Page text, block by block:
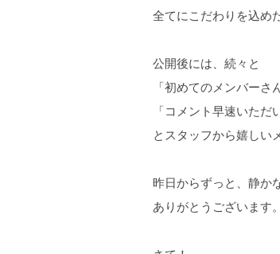
全てにこだわりを込め
公開後には、続々と
「初めてのメンバーさ
「コメント早速いただ
とスタッフから嬉しい
昨日からずっと、静か
ありがとうございます。